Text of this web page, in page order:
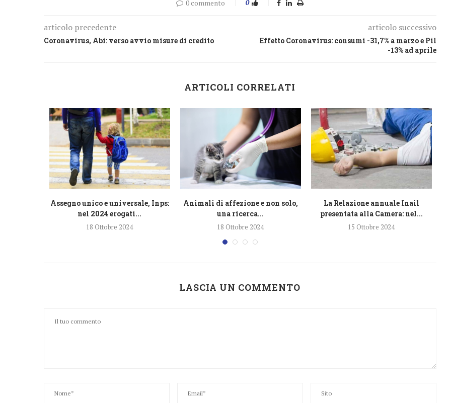
0 commento 0
articolo precedente
Coronavirus, Abi: verso avvio misure di credito
articolo successivo
Effetto Coronavirus: consumi -31,7% a marzo e Pil
-13% ad aprile
ARTICOLI CORRELATI
Assegno unico e universale, Inps:
nel 2024 erogati...
18 Ottobre 2024
Animali di affezione e non solo,
una ricerca...
18 Ottobre 2024
La Relazione annuale Inail
presentata alla Camera: nel...
15 Ottobre 2024
LASCIA UN COMMENTO